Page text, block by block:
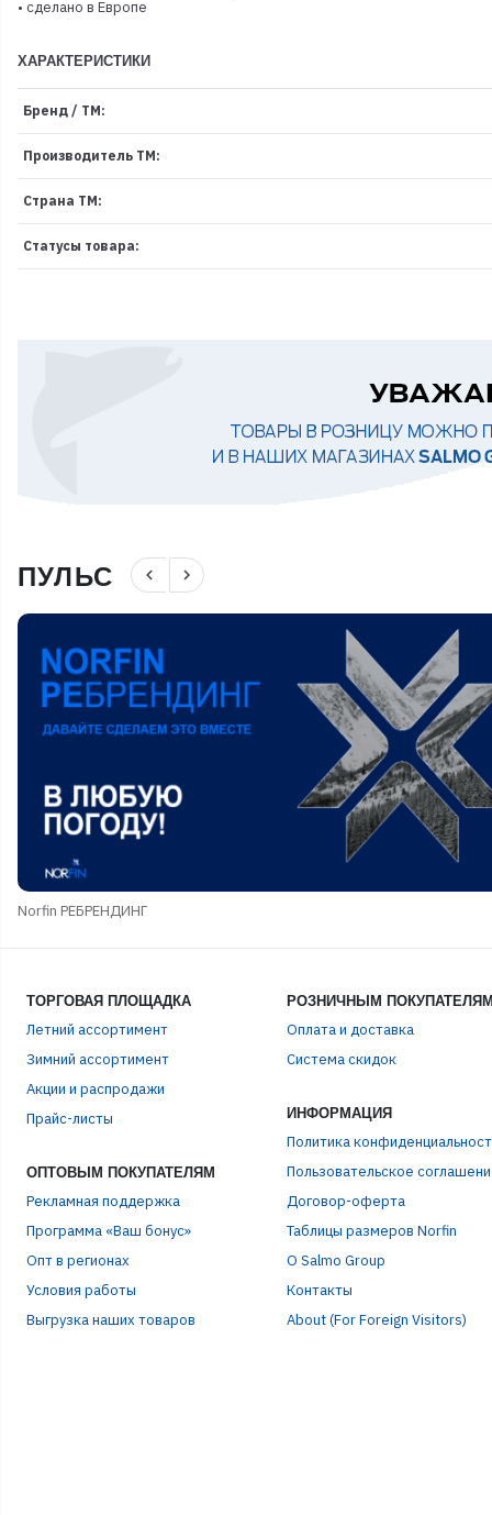
• сделано в Европе
ХАРАКТЕРИСТИКИ
Бренд / ТМ:
Производитель ТМ:
Страна ТМ:
Статусы товара:
ПУЛЬС navigate_before navigate_next
Norfin РЕБРЕНДИНГ
ТОРГОВАЯ ПЛОЩАДКА
Летний ассортимент
Зимний ассортимент
Акции и распродажи
Прайс-листы
ОПТОВЫМ ПОКУПАТЕЛЯМ
Рекламная поддержка
Программа «Ваш бонус»
Опт в регионах
Условия работы
Выгрузка наших товаров
РОЗНИЧНЫМ
Оплата и доставка
Система скидок
ИНФОРМАЦИЯ
Политика
Пользовательское
Договор-оферта
Таблицы размеров Norfin
О Salmo Group
Контакты
About (For Foreign Visitors)